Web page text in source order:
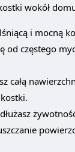
wokół
i mocną
od częstego
całą